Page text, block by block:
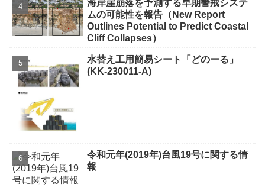
海岸崖崩落を予測する早期警戒システ
ムの可能性を報告（New Report
Outlines Potential to Predict Coastal
Cliff Collapses）
水替え工用簡易シート「どのーる」
(KK-230011-A)
令和元年(2019年)台風19号に関する情
報